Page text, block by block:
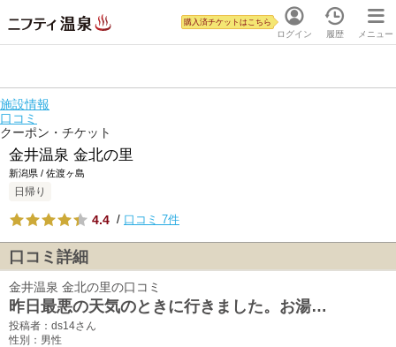
ログイン
購入済チケットはこちら
履歴 メニュー
施設情報
口コミ
クーポン・チケット
金井温泉 金北の里
新潟県 / 佐渡ヶ島
日帰り
4.4 / 口コミ 7件
口コミ詳細
金井温泉 金北の里の口コミ
昨日最悪の天気のときに行きました。お湯…
投稿者：ds14さん
性別：男性